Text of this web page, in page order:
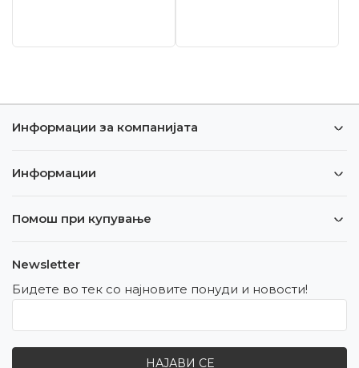
Информации за компанијата
Информации
Помош при купување
Newsletter
Бидете во тек со најновите понуди и новости!
НАЈАВИ СЕ